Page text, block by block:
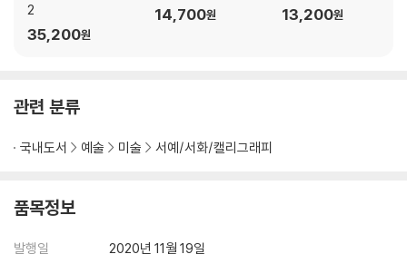
제32화 두드려라! 열릴 것이다_신미순 123
제33화 긍정적으로 살자_윤기영 127
제36화 처음 그 마음으로_진영철 137
제37화 살아있음에 행복을 느끼며_양일근 141
제38화 시련은.._김오남 144
제41화 마부작침(磨斧作針)_김성권 154
제43화 고향_정수옥 162
2
35,200원
14,700원 13,200원
관련 분류
국내도서 예술 미술 서예/서화/캘리그래피
품목정보
발행일
2020년 11월 19일